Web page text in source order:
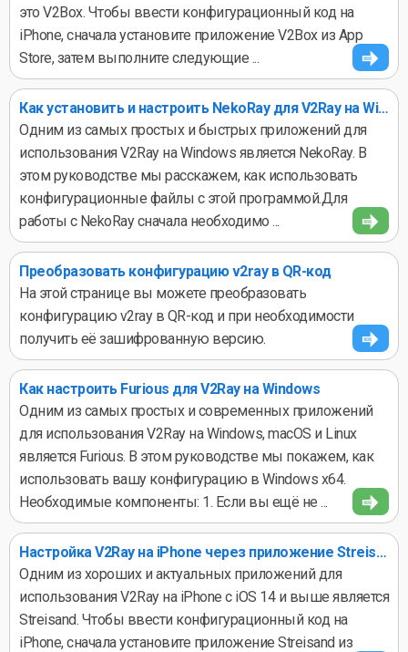
это V2Box. Чтобы ввести конфигурационный код на
iPhone, сначала установите приложение V2Box из App
Store, затем выполните следующие ...
Как установить и настроить NekoRay для V2Ray на Windows
Одним из самых простых и быстрых приложений для
использования V2Ray на Windows является NekoRay. В
этом руководстве мы расскажем, как использовать
конфигурационные файлы с этой программой.Для
работы с NekoRay сначала необходимо ...
Преобразовать конфигурацию v2ray в QR-код
На этой странице вы можете преобразовать
конфигурацию v2ray в QR-код и при необходимости
получить её зашифрованную версию.
Как настроить Furious для V2Ray на Windows
Одним из самых простых и современных приложений
для использования V2Ray на Windows, macOS и Linux
является Furious. В этом руководстве мы покажем, как
использовать вашу конфигурацию в Windows x64.
Необходимые компоненты: 1. Если вы ещё не ...
Настройка V2Ray на iPhone через приложение Streisand – инструкция
Одним из хороших и актуальных приложений для
использования V2Ray на iPhone с iOS 14 и выше является
Streisand. Чтобы ввести конфигурационный код на
iPhone, сначала установите приложение Streisand из